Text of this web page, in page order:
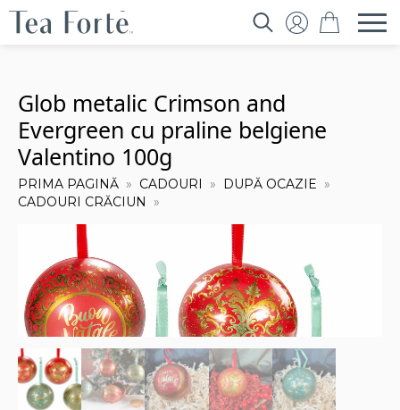
Glob metalic Crimson and
Evergreen cu praline belgiene
Valentino 100g
PRIMA PAGINĂ CADOURI
DUPĂ OCAZIE
CADOURI CRĂCIUN